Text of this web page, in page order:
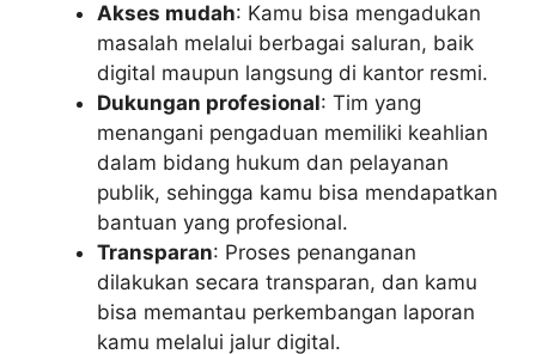
Akses mudah: Kamu bisa mengadukan
masalah melalui berbagai saluran, baik
digital maupun langsung di kantor resmi.
Dukungan profesional: Tim yang
menangani pengaduan memiliki keahlian
dalam bidang hukum dan pelayanan
publik, sehingga kamu bisa mendapatkan
bantuan yang profesional.
Transparan: Proses penanganan
dilakukan secara transparan, dan kamu
bisa memantau perkembangan laporan
kamu melalui jalur digital.